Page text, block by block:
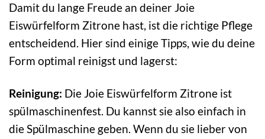
Damit du lange Freude an deiner Joie
Eiswürfelform Zitrone hast, ist die richtige Pflege
entscheidend. Hier sind einige Tipps, wie du deine
Form optimal reinigst und lagerst:
Reinigung: Die Joie Eiswürfelform Zitrone ist
spülmaschinenfest. Du kannst sie also einfach in
die Spülmaschine geben. Wenn du sie lieber von